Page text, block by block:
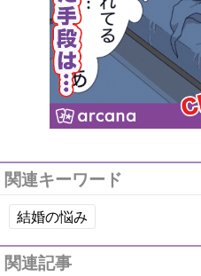
関連キーワード
結婚の悩み
関連記事